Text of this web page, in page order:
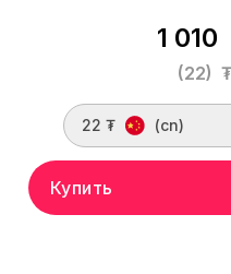
1 010
(22) ₮
22 ₮ (cn)
Купить